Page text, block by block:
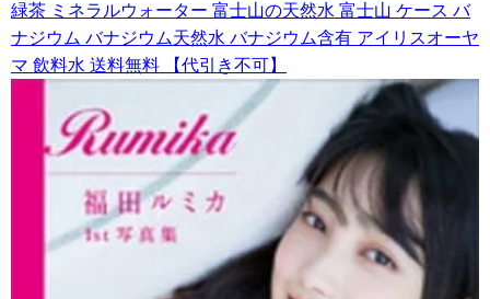
緑茶 ミネラルウォーター 富士山の天然水 富士山 ケース バ
ナジウム バナジウム天然水 バナジウム含有 アイリスオーヤ
マ 飲料水 送料無料 【代引き不可】